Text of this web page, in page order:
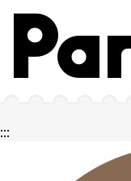
跳到主要内容区块
网站导览
:::